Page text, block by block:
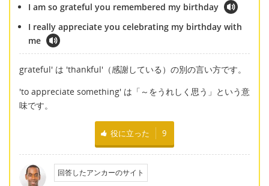
I am so grateful you remembered my birthday
I really appreciate you celebrating my birthday with
me
grateful' は 'thankful'（感謝している）の別の言い方です。
'to appreciate something' は「～をうれしく思う」という意
味です。
役に立った 9
回答したアンカーのサイト